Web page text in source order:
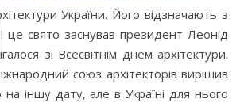
України. Його відзначають з
це свято заснував президент Леонід
зі Всесвітнім днем архітектури.
союз архітекторів вирішив
на іншу дату, але в Україні для нього